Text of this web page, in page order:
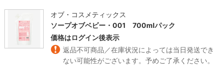
オブ・コスメティックス
ソープオブベビー・001 700mlパック
価格はログイン後表示
返品不可商品／在庫状況によっては当日発送でき
ない可能性がございます。予めご了承ください。